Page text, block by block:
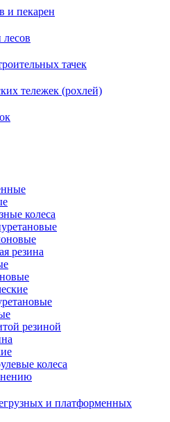
и пекарен
тачек
тележек (рохлей)
колеса
резина
резиной
колеса
и платформенных